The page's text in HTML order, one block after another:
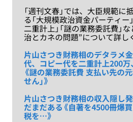
「週刊文春」では、大臣規範に
る「大規模政治資金パーティー
二重計上」「謎の業務委託費」
治とカネの問題”について詳し
片山さつき財務相のデタラメ
代、コピー代を二重計上200万
《謎の業務委託費 支払い先の
せん」》
片山さつき財務相の収入隠し
だまだある《自著を4500冊爆
税を…》